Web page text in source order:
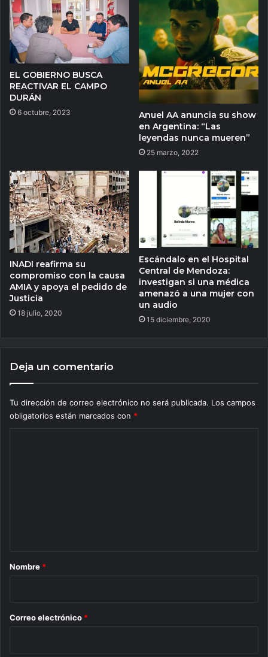
EL GOBIERNO BUSCA
REACTIVAR EL CAMPO
DURÁN
6 octubre, 2023
Anuel AA anuncia su show
en Argentina: “Las
leyendas nunca mueren”
25 marzo, 2022
INADI reafirma su
compromiso con la causa
AMIA y apoya el pedido de
Justicia
18 julio, 2020
Escándalo en el Hospital
Central de Mendoza:
investigan si una médica
amenazó a una mujer con
un audio
15 diciembre, 2020
Deja un comentario
Tu dirección de correo electrónico no será publicada. Los campos
obligatorios están marcados con *
r
*
Nombre *
Correo electrónico *